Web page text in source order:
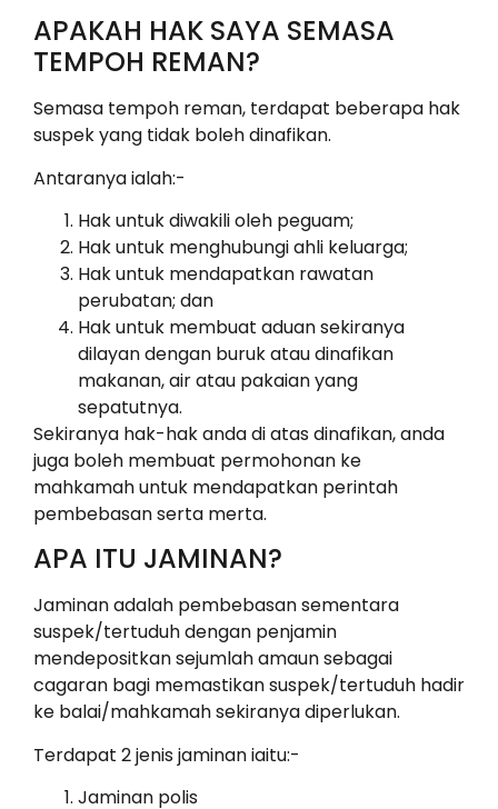
APAKAH HAK SAYA SEMASA
TEMPOH REMAN?
Semasa tempoh reman, terdapat beberapa hak
suspek yang tidak boleh dinafikan.
Antaranya ialah:-
Hak untuk diwakili oleh peguam;
Hak untuk menghubungi ahli keluarga;
Hak untuk mendapatkan rawatan
perubatan; dan
Hak untuk membuat aduan sekiranya
dilayan dengan buruk atau dinafikan
makanan, air atau pakaian yang
sepatutnya.
Sekiranya hak-hak anda di atas dinafikan, anda
juga boleh membuat permohonan ke
mahkamah untuk mendapatkan perintah
pembebasan serta merta.
APA ITU JAMINAN?
Jaminan adalah pembebasan sementara
suspek/tertuduh dengan penjamin
mendepositkan sejumlah amaun sebagai
cagaran bagi memastikan suspek/tertuduh hadir
ke balai/mahkamah sekiranya diperlukan.
Terdapat 2 jenis jaminan iaitu:-
Jaminan polis